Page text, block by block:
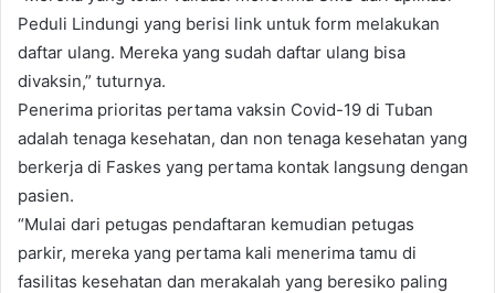
Peduli Lindungi yang berisi link untuk form melakukan
daftar ulang. Mereka yang sudah daftar ulang bisa
divaksin,” tuturnya.
Penerima prioritas pertama vaksin Covid-19 di Tuban
adalah tenaga kesehatan, dan non tenaga kesehatan yang
berkerja di Faskes yang pertama kontak langsung dengan
pasien.
“Mulai dari petugas pendaftaran kemudian petugas
parkir, mereka yang pertama kali menerima tamu di
fasilitas kesehatan dan merakalah yang beresiko paling